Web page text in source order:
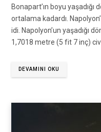
Bonapart’ın boyu
ortalama kadardı.
idi. Napolyon’un yaşadığı
1,7018 metre (5 fit 7 inç)
DEVAMINI OKU